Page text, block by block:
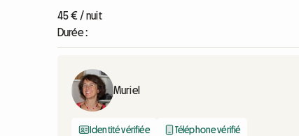
45 € / nuit
Durée :
Muriel
Identité vérifiée Téléphone vérifié